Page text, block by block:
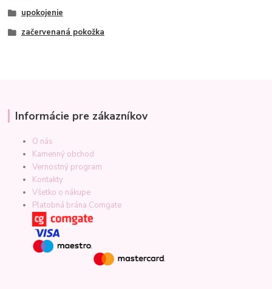
upokojenie
začervenaná pokožka
Informácie pre zákazníkov
O nás
Kamenný obchod
Vernostný program
Kontakty
Všetko o nákupe
Platobná brána Comgate